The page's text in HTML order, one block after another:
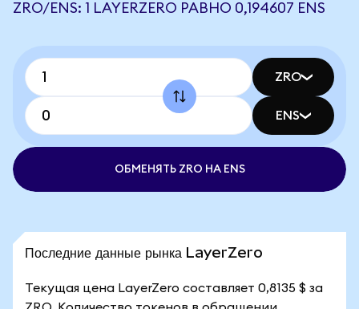
ZRO/ENS: 1 LAYERZERO РАВНО 0,194607 ENS
ZRO
ENS
ОБМЕНЯТЬ ZRO НА ENS
Последние данные рынка LayerZero
Текущая цена LayerZero составляет 0,8135 $ за